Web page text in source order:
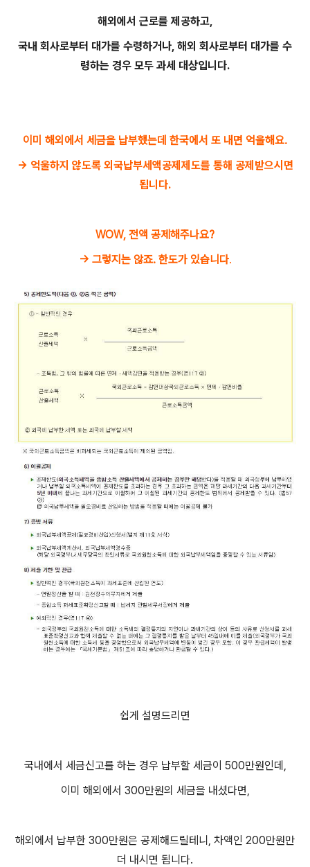
해외에서 근로를 제공하고,
국내 회사로부터 대가를 수령하거나, 해외 회사로부터 대가를 수
령하는 경우 모두 과세 대상입니다.
이미 해외에서 세금을 납부했는데 한국에서 또 내면 억울해요.
-> 억울하지 않도록 외국납부세액공제제도를 통해 공제받으시면
됩니다.
WOW, 전액 공제해주나요?
-> 그렇지는 않죠. 한도가 있습니다.
쉽게 설명드리면
국내에서 세금신고를 하는 경우 납부할 세금이 500만원인데,
이미 해외에서 300만원의 세금을 내셨다면,
해외에서 납부한 300만원은 공제해드릴테니, 차액인 200만원만
더 내시면 됩니다.